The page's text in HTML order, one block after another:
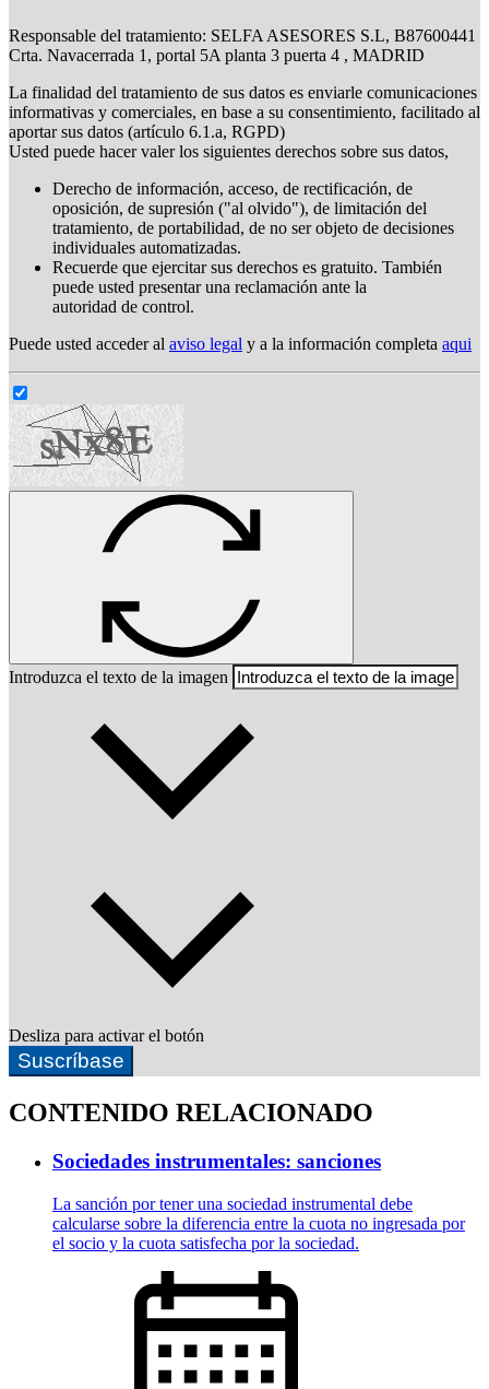
Responsable del tratamiento: SELFA ASESORES S.L, B87600441
Crta. Navacerrada 1, portal 5A planta 3 puerta 4 , MADRID
La finalidad del tratamiento de sus datos es enviarle comunicaciones
informativas y comerciales, en base a su consentimiento, facilitado al
aportar sus datos (artículo 6.1.a, RGPD)
Usted puede hacer valer los siguientes derechos sobre sus datos,
Derecho de información, acceso, de rectificación, de
oposición, de supresión ("al olvido"), de limitación del
tratamiento, de portabilidad, de no ser objeto de decisiones
individuales automatizadas.
Recuerde que ejercitar sus derechos es gratuito. También
puede usted presentar una reclamación ante la
autoridad de control.
Puede usted acceder al aviso legal y a la información completa aqui
Introduzca el texto de la imagen
Desliza para activar el botón
Suscríbase
CONTENIDO RELACIONADO
Sociedades instrumentales: sanciones
La sanción por tener una sociedad instrumental debe
calcularse sobre la diferencia entre la cuota no ingresada por
el socio y la cuota satisfecha por la sociedad.